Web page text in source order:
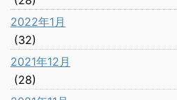
2022年1月
(32)
2021年12月
(28)